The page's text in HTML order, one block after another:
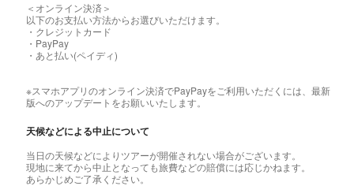
＜オンライン決済＞
以下のお支払い方法からお選びいただけます。
・クレジットカード
・PayPay
・あと払い(ペイディ)
※スマホアプリのオンライン決済でPayPayをご利用いただくには、最新
版へのアップデートをお願いいたします。
天候などによる中止について
当日の天候などによりツアーが開催されない場合がございます。
現地に来てから中止となっても旅費などの賠償には応じかねます。
あらかじめご了承ください。